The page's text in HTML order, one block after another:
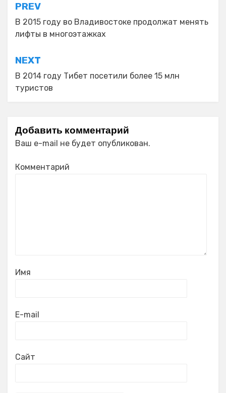
Навигация
по
записям
PREV
В 2015 году во Владивостоке продолжат менять
лифты в многоэтажках
NEXT
В 2014 году Тибет посетили более 15 млн
туристов
Добавить комментарий
Ваш e-mail не будет опубликован.
Комментарий
Имя
E-mail
Сайт